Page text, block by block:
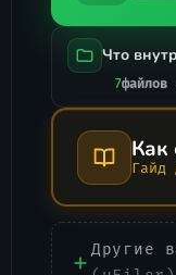
Что
7файлов
Как
Гайд
Другие